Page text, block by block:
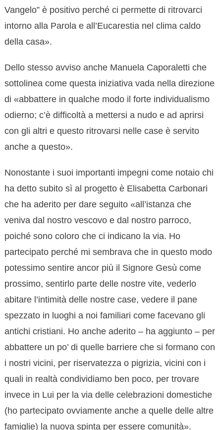
Vangelo” è positivo perché ci permette di ritrovarci
intorno alla Parola e all’Eucarestia nel clima caldo
della casa».
Dello stesso avviso anche Manuela Caporaletti che
sottolinea come questa iniziativa vada nella direzione
di «abbattere in qualche modo il forte individualismo
odierno; c’è difficoltà a mettersi a nudo e ad aprirsi
con gli altri e questo ritrovarsi nelle case è servito
anche a questo».
Nonostante i suoi importanti impegni come notaio chi
ha detto subito sì al progetto è Elisabetta Carbonari
che ha aderito per dare seguito «all’istanza che
veniva dal nostro vescovo e dal nostro parroco,
poiché sono coloro che ci indicano la via. Ho
partecipato perché mi sembrava che in questo modo
potessimo sentire ancor più il Signore Gesù come
prossimo, sentirlo parte delle nostre vite, vederlo
abitare l’intimità delle nostre case, vedere il pane
spezzato in luoghi a noi familiari come facevano gli
antichi cristiani. Ho anche aderito – ha aggiunto – per
abbattere un po’ di quelle barriere che si formano con
i nostri vicini, per riservatezza o pigrizia, vicini con i
quali in realtà condividiamo ben poco, per trovare
invece in Lui per la via delle celebrazioni domestiche
(ho partecipato ovviamente anche a quelle delle altre
famiglie) la nuova spinta per essere comunità».